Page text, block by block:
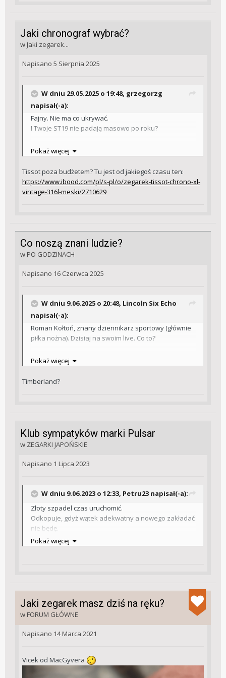
Jaki chronograf wybrać?
w Jaki zegarek...
Napisano 5 Sierpnia 2025
W dniu 29.05.2025 o 19:48, grzegorzg
napisał(-a):
Fajny. Nie ma co ukrywać.
I Twoje ST19 nie padają masowo po roku?
Do mojej listy dołączyły:
* Grovana:https://www.timetrend.pl/gv1654-
9537.html
* Tissot Chrono
XL:
https://zegarkicentrum.pl/zegarek-meski-tissot-
chrono-xl-t1166173726701
No i szkoda, że Tissot jest poza pierwotnym
budżetem.
Pokaż więcej
Tissot poza budżetem? Tu jest od jakiegoś czasu ten:
https://www.ibood.com/pl/s-pl/o/zegarek-tissot-chrono-xl-
vintage-316l-meski/2710629
Co noszą znani ludzie?
w PO GODZINACH
Napisano 16 Czerwca 2025
W dniu 9.06.2025 o 20:48, Lincoln Six Echo
napisał(-a):
Roman Kołtoń, znany dziennikarz sportowy (głównie
piłka nożna). Dzisiaj na swoim live. Co to?
Pokaż więcej
Timberland?
Klub sympatyków marki Pulsar
w ZEGARKI JAPOŃSKIE
Napisano 1 Lipca 2023
W dniu 9.06.2023 o 12:33, Petru23 napisał(-a):
Złoty szpadel czas uruchomić.
Odkopuje, gdyż wątek adekwatny a nowego zakładać
nie będę.
Wczoraj nabyłem drogą kupna zegarek Pulsar ale
https://wrc.net.pl/premium/partner-teamu-wrc-z-
ekscytujaca-nowoscia-w-kolekcji-pulsar-accelerator-
zegarek-wyglada-jak-deska-rozdzielcza-rajdowki
niebieskimi akcentami za aż 340zl.
Zdjęcia bez renderingu zapożyczone
Pokaż więcej
Jaki zegarek masz dziś na ręku?
w FORUM GŁÓWNE
Napisano 14 Marca 2021
Vicek od MacGyvera